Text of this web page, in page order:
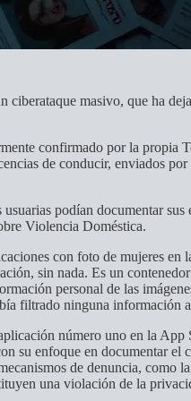
masivo, que ha
confirmado por la propia
de conducir, enviados
podían documentar
Violencia Doméstica.
con foto de mujeres
sin nada. Es un
personal de las
filtrado ninguna información
número uno en la
su enfoque en documentar
de denuncia, como
una violación de la